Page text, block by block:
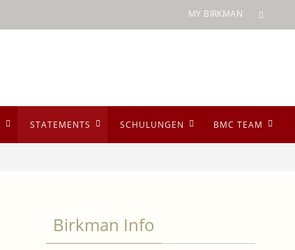
MY BIRKMAN
BMC TEAM
SCHULUNGEN
STATEMENTS
Birkman Info